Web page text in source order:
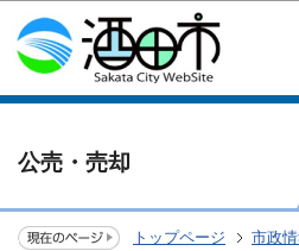
このページの本
公売・売却
トップページ 市政